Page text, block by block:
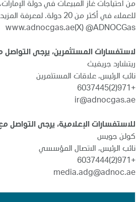
من احتياجات غاز المبيعات في دولة
للعملاء في أكثر من 20 دولة. لمعرفة المزيد يرجى زيارة:
www.adnocgas.ae(X) @ADNOCGas
لاستفسارات المستثمرين، يرجى التواصل
ريتشارد جريفيث
نائب الرئيس، علاقات المستثمرين
+971(2)6037445
ir@adnocgas.ae
للاستفسارات الإعلامية، يرجى التواصل
كولن جويس
نائب الرئيس، الاتصال المؤسسي
+971(2)6037444
media.adg@adnoc.ae